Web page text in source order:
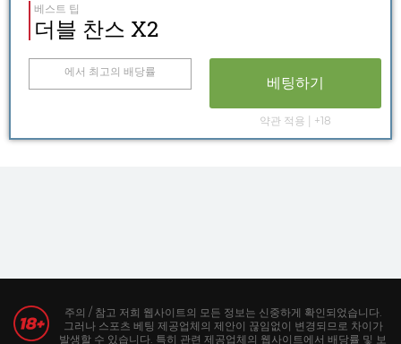
베스트 팁
더블 찬스 X2
에서 최고의 배당률
베팅하기
약관 적용 | +18
주의 / 참고 저희 웹사이트의 모든 정보는 신중하게 확인되었습니다.
그러나 스포츠 베팅 제공업체의 제안이 끊임없이 변경되므로 차이가
발생할 수 있습니다. 특히 관련 제공업체의 웹사이트에서 배당률 및 보